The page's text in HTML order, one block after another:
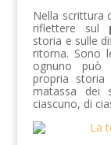
Nella scrittura
riflettere sul
storia e sulle
ritorna. Sono
ognuno può
propria
matassa dei
ciascuno, di